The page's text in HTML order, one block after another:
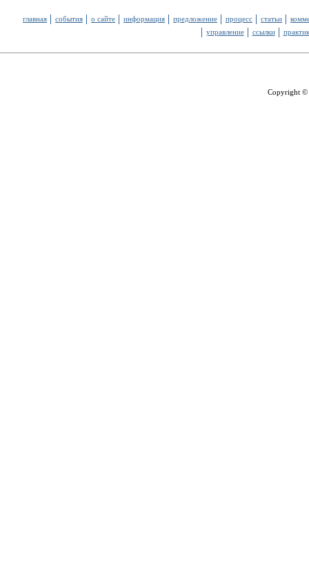
главная события о сайте информация предложение процесс статьи
управление
ссылки
Copyright ©